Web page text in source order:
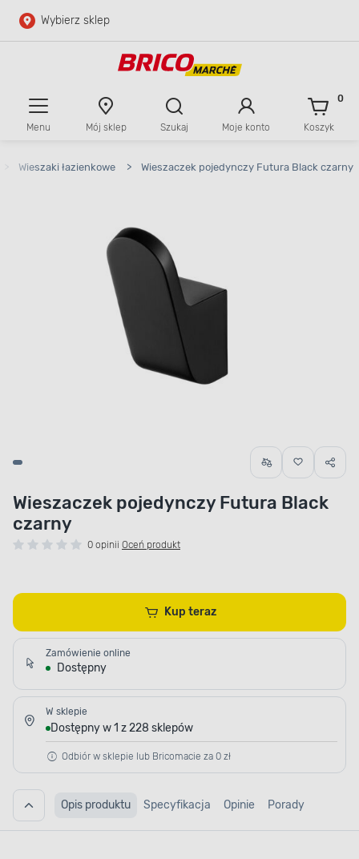
Przejdź do głównej zawartości
Wybierz sklep
Menu Mój sklep Szukaj Moje konto Koszyk
0
Wieszaki łazienkowe > Wieszaczek pojedynczy Futura Black czarny
Wieszaczek pojedynczy Futura Black
czarny
0 opinii Oceń produkt
Kup teraz
Zamówienie online
Dostępny
W sklepie
Dostępny w 1 z 228 sklepów
Odbiór w sklepie lub Bricomacie za 0 zł
Opis produktu Specyfikacja Opinie Porady